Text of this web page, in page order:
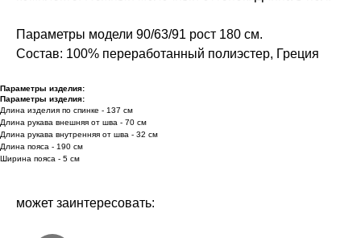
Параметры модели 90/63/91 рост 180 см.
Состав: 100% переработанный полиэстер, Греция
Параметры изделия:
Параметры изделия:
Длина изделия по спинке - 137 см
Длина рукава внешняя от шва - 70 см
Длина рукава внутренняя от шва - 32 см
Длина пояса - 190 см
Ширина пояса - 5 см
может заинтересовать: